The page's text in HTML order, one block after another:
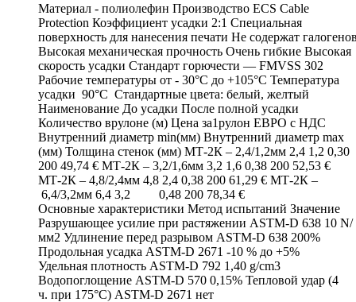
Материал - полиолефин Производство ECS Cable
Protection Коэффициент усадки 2:1 Специальная
поверхность для нанесения печати Не содержат
Высокая механическая прочность Очень гибкие Высокая
скорость усадки Стандарт горючести — FMVSS 302
Рабочие температуры от - 30°C до +105°C Температура
усадки 90°C Стандартные цвета: белый, желтый
Наименование До усадки После полной усадки
Количество врулоне (м) Цена за1рулон ЕВРО с НДС
Внутренний диаметр min(мм) Внутренний диаметр max
(мм) Толщина стенок (мм) МТ-2К – 2,4/1,2мм 2,4 1,2 0,30
200 49,74 € МТ-2К – 3,2/1,6мм 3,2 1,6 0,38 200 52,53 €
МТ-2К – 4,8/2,4мм 4,8 2,4 0,38 200 61,29 € МТ-2К –
6,4/3,2мм 6,4 3,2 0,48 200 78,34 €
Основные характеристики Метод испытаний Значение
Разрушающее усилие при растяжении ASTM-D 638 10 N/
мм2 Удлинение перед разрывом ASTM-D 638 200%
Продольная усадка ASTM-D 2671 -10 % до +5%
Удельная плотность ASTM-D 792 1,40 g/cm3
Водопоглощение ASTM-D 570 0,15% Тепловой удар (4
ч. при 175°C) ASTM-D 2671 нет